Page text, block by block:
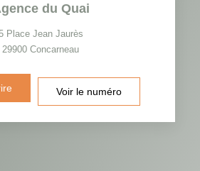
du Quai
Place Jean Jaurès
29900 Concarneau
Voir le numéro